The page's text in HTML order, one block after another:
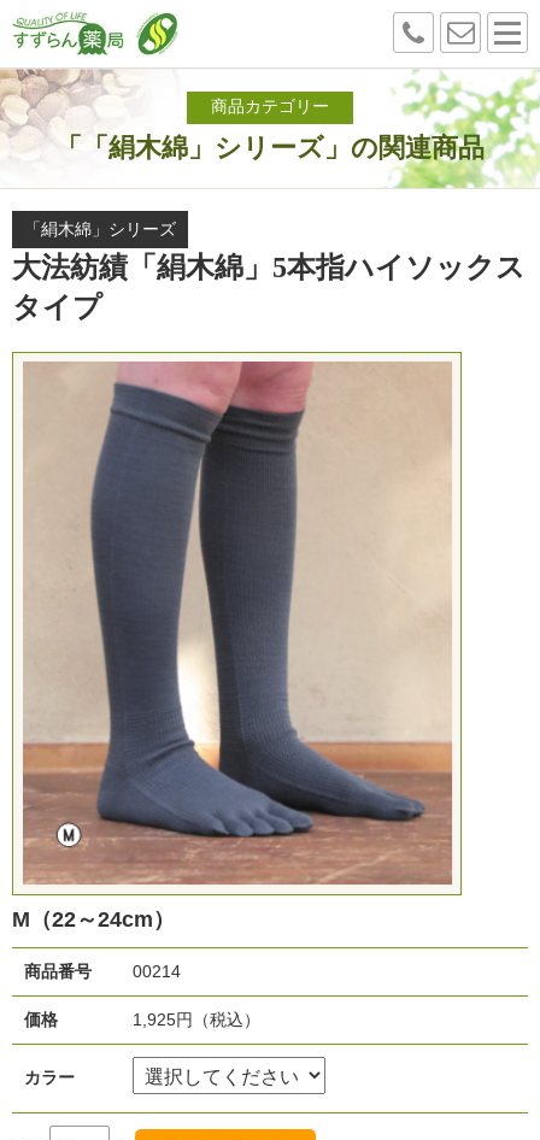
商品カテゴリー
「「絹木綿」シリーズ」の関連商品
「絹木綿」シリーズ
大法紡績「絹木綿」5本指ハイソックス
タイプ
M（22～24cm）
商品番号 00214
価格 1,925円（税込）
カラー